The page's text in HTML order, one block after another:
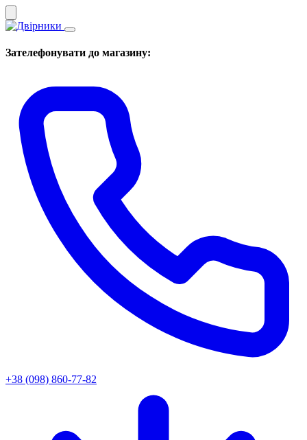
Зателефонувати до магазину:
+38 (098) 860-77-82